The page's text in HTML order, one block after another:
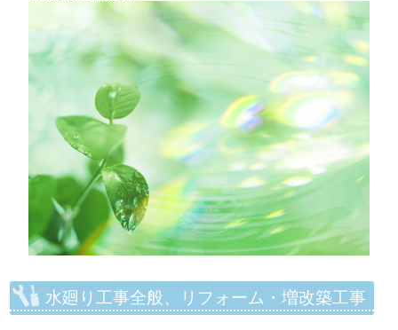
水廻り工事全般、リフォーム・増改築工事